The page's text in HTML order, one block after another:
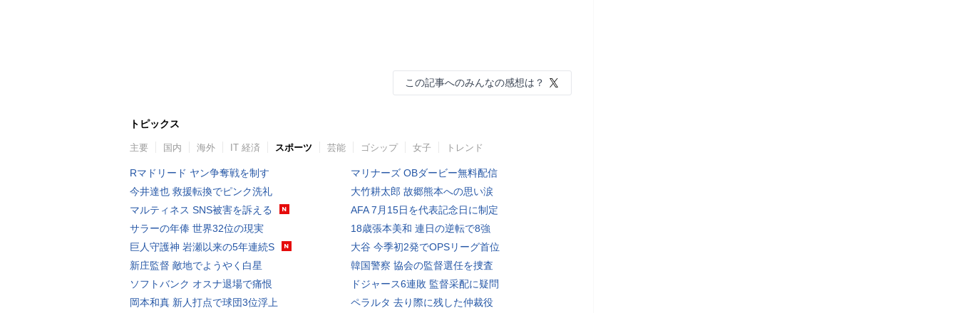
この記事へのみんなの感想は？
トピックス
主要 国内 海外 IT 経済 スポーツ 芸能 ゴシップ 女子 トレンド
Rマドリード ヤン争奪戦を制す
今井達也 救援転換でピンク洗礼
マルティネス SNS被害を訴える
サラーの年俸 世界32位の現実
巨人守護神 岩瀬以来の5年連続S
新庄監督 敵地でようやく白星
ソフトバンク オスナ退場で痛恨
岡本和真 新人打点で球団3位浮上
マリナーズ OBダービー無料配信
大竹耕太郎 故郷熊本への思い涙
AFA 7月15日を代表記念日に制定
18歳張本美和 連日の逆転で8強
大谷 今季初2発でOPSリーグ首位
韓国警察 協会の監督選任を捜査
ドジャース6連敗 監督采配に疑問
ペラルタ 去り際に残した仲裁役